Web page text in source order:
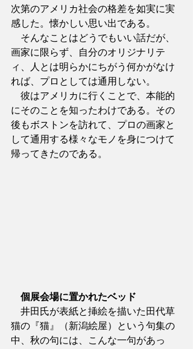
次第のアメリカ社会の格差を如実に実
感した。懐かしい思い出である。
そんなことはどうでもいい話だが、
画家に限らず、自分のオリジナリテ
ィ、人とは明らかにちがう何かがなけ
れば、プロとしては通用しない。
彼はアメリカに行くことで、本能的
にそのことを知ったわけである。その
後もボストンを訪れて、プロの画家と
して通用する様々なモノを身につけて
帰ってきたのである。
個展会場に置かれたベッド
井田氏が表紙と挿絵を描いた田代草
猫の『猫』（新潟絵屋）という句集の
中、秋の句には、こんな一句があっ